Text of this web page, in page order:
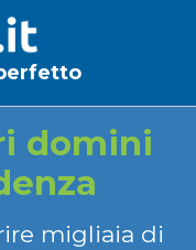
domini
migliaia di